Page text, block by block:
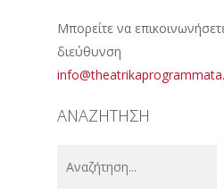
Μπορείτε να
διεύθυνση
ΑΝΑΖΗΤΗΣΗ